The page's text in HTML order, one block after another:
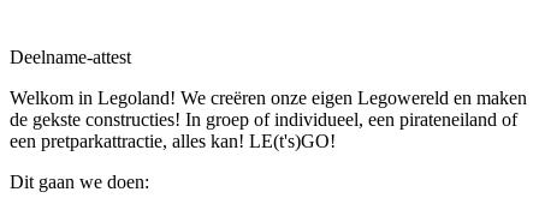
Deelname-attest
Welkom in Legoland! We creëren onze eigen Legowereld en maken
de gekste constructies! In groep of individueel, een pirateneiland of
een pretparkattractie, alles kan! LE(t's)GO!
Dit gaan we doen: